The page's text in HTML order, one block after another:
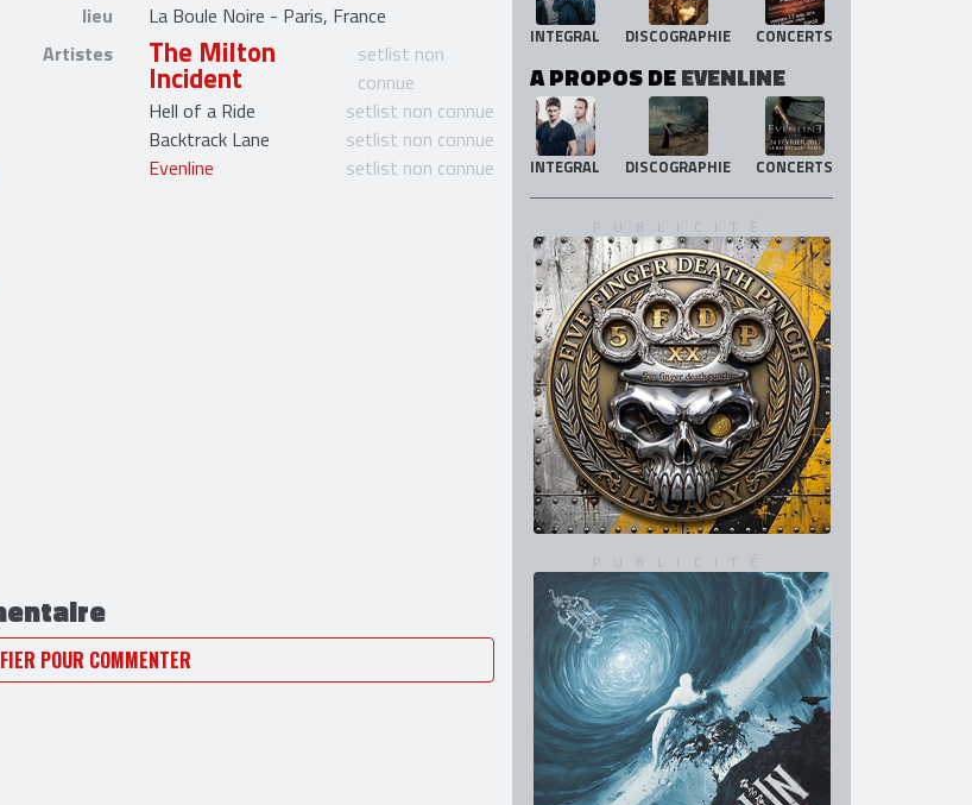
lieu
La Boule Noire - Paris, France
Artistes
The Milton
Incident
setlist non
connue
Hell of a Ride
setlist non connue
Backtrack Lane
setlist non connue
Evenline
setlist non connue
POUR COMMENTER
INTEGRAL DISCOGRAPHIE CONCERTS
A PROPOS DEEVENLINE
INTEGRAL DISCOGRAPHIE CONCERTS